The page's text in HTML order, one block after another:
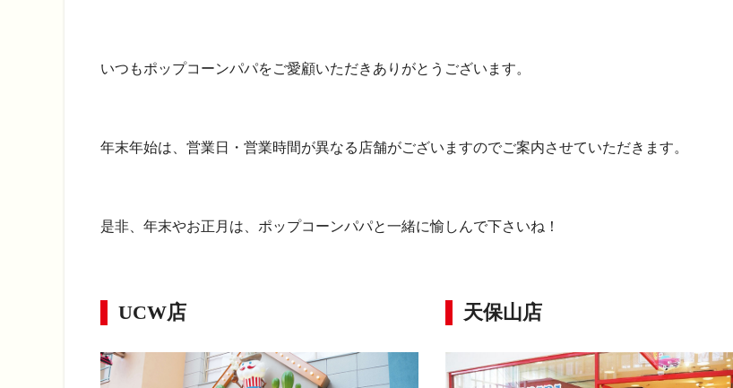
いつもポップコーンパパをご愛顧いただきありがとうございます。
年末年始は、営業日・営業時間が異なる店舗がございますのでご案内させていただきます。
是非、年末やお正月は、ポップコーンパパと一緒に愉しんで下さいね！
UCW店 天保山店